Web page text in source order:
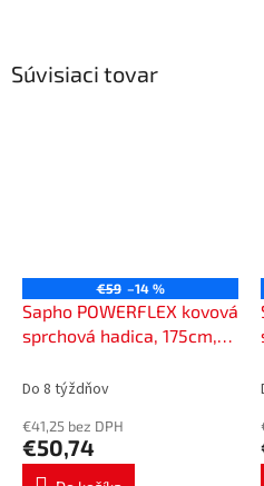
Súvisiaci tovar
€59 –14 %
Sapho POWERFLEX kovová
sprchová hadica, 175cm,
Do 8 týždňov
€41,25 bez DPH
€50,74